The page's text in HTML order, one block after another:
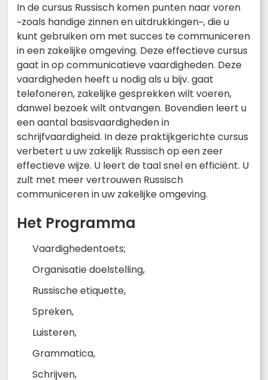
In de cursus Russisch komen punten naar voren
~zoals handige zinnen en uitdrukkingen~, die u
kunt gebruiken om met succes te communiceren
in een zakelijke omgeving. Deze effectieve cursus
gaat in op communicatieve vaardigheden. Deze
vaardigheden heeft u nodig als u bijv. gaat
telefoneren, zakelijke gesprekken wilt voeren,
danwel bezoek wilt ontvangen. Bovendien leert u
een aantal basisvaardigheden in
schrijfvaardigheid. In deze praktijkgerichte cursus
verbetert u uw zakelijk Russisch op een zeer
effectieve wijze. U leert de taal snel en efficiënt. U
zult met meer vertrouwen Russisch
communiceren in uw zakelijke omgeving.
Het Programma
Vaardighedentoets;
Organisatie doelstelling,
Russische etiquette,
Spreken,
Luisteren,
Grammatica,
Schrijven,